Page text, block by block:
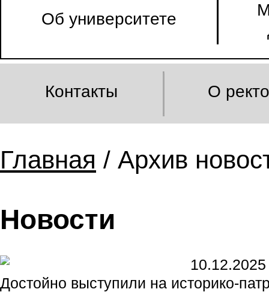
Об университете
Контакты О
Главная / Архив
Новости
10.12.2025
Достойно выступили на историко-